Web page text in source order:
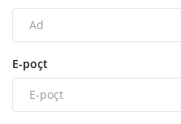
E-poçt